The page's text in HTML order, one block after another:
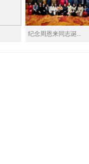
纪念周恩来同志诞...